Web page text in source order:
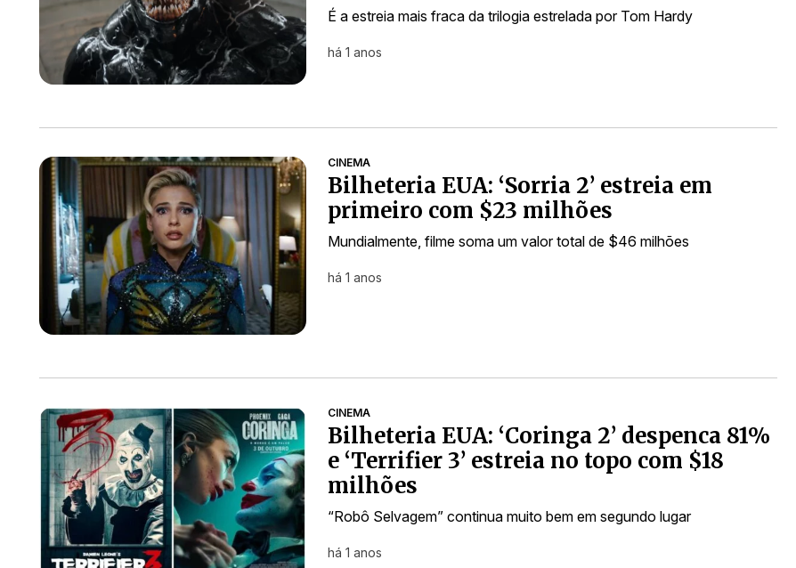
É a estreia mais fraca da trilogia estrelada por Tom Hardy
há 1 anos
CINEMA
Bilheteria EUA: ‘Sorria 2’ estreia em
primeiro com $23 milhões
Mundialmente, filme soma um valor total de $46 milhões
há 1 anos
CINEMA
Bilheteria EUA: ‘Coringa 2’ despenca 81%
e ‘Terrifier 3’ estreia no topo com $18
milhões
“Robô Selvagem” continua muito bem em segundo lugar
há 1 anos